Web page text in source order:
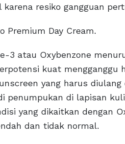
resiko gangguan
Premium Day Cream.
3 atau Oxybenzone
kuat mengganggu
yang harus
penumpukan di lapisan
yang dikaitkan dengan
dan tidak normal.